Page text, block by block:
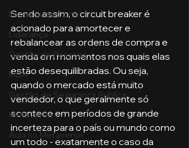
Pecuária de Corte
Liderança
Gestão de Pessoas
MBA
Gestão de Segurança Publica
Metaverso
Aula no Metaverso
Sendo assim, o circuit breaker é
acionado para amortecer e
rebalancear as ordens de compra e
venda em momentos nos quais elas
estão desequilibradas. Ou seja,
quando o mercado está muito
vendedor, o que geralmente só
acontece em períodos de grande
incerteza para o país ou mundo como
um todo - exatamente o caso da